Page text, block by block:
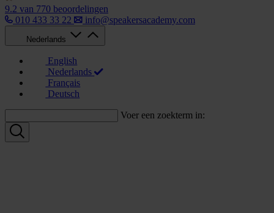
9.2 van 770 beoordelingen
010 433 33 22
info@speakersacademy.com
Nederlands
English
Nederlands
Français
Deutsch
Voer een zoekterm in: